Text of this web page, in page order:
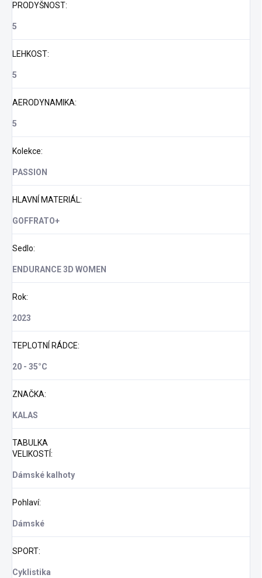
PRODYŠNOST:
5
LEHKOST:
5
AERODYNAMIKA:
5
Kolekce:
PASSION
HLAVNÍ MATERIÁL:
GOFFRATO+
Sedlo:
ENDURANCE 3D WOMEN
Rok:
2023
TEPLOTNÍ RÁDCE:
20 - 35°C
ZNAČKA:
KALAS
TABULKA
VELIKOSTÍ:
Dámské kalhoty
Pohlaví:
Dámské
SPORT:
Cyklistika